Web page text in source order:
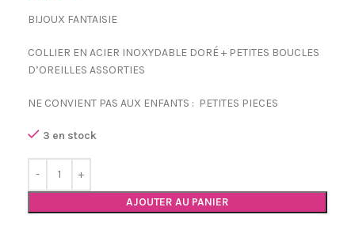
BIJOUX FANTAISIE
COLLIER EN ACIER INOXYDABLE DORÉ + PETITES BOUCLES
D’OREILLES ASSORTIES
NE CONVIENT PAS AUX ENFANTS : PETITES PIECES
3 en stock
AJOUTER AU PANIER